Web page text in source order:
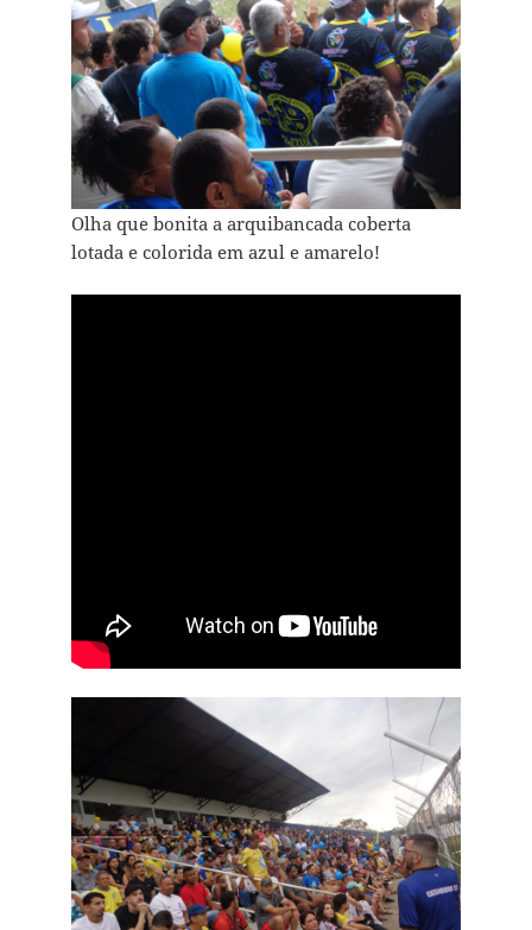
Olha que bonita a arquibancada coberta
lotada e colorida em azul e amarelo!